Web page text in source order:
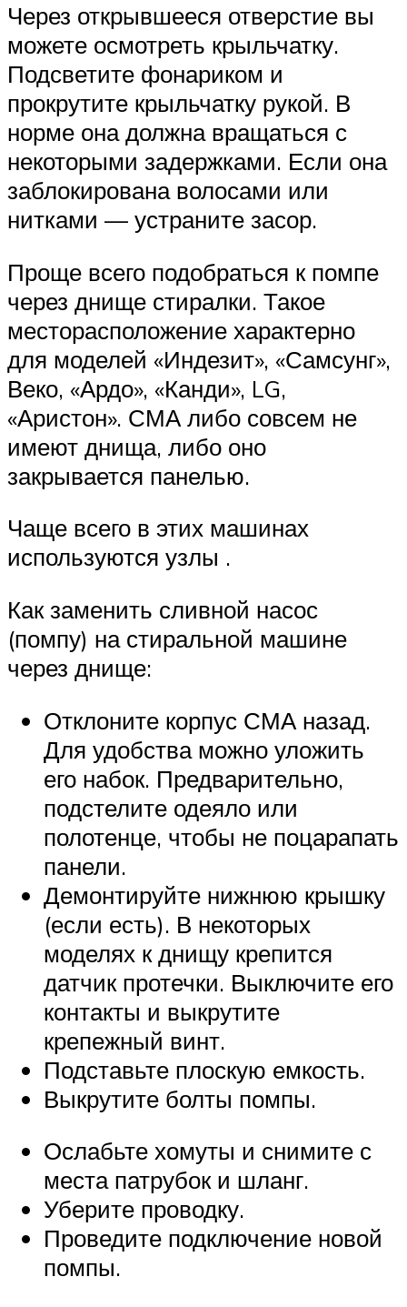
Через открывшееся отверстие вы
можете осмотреть крыльчатку.
Подсветите фонариком и
прокрутите крыльчатку рукой. В
норме она должна вращаться с
некоторыми задержками. Если она
заблокирована волосами или
нитками — устраните засор.
Проще всего подобраться к помпе
через днище стиралки. Такое
месторасположение характерно
для моделей «Индезит», «Самсунг»,
Веко, «Ардо», «Канди», LG,
«Аристон». СМА либо совсем не
имеют днища, либо оно
закрывается панелью.
Чаще всего в этих машинах
используются узлы .
Как заменить сливной насос
(помпу) на стиральной машине
через днище:
Отклоните корпус СМА назад.
Для удобства можно уложить
его набок. Предварительно,
подстелите одеяло или
полотенце, чтобы не поцарапать
панели.
Демонтируйте нижнюю крышку
(если есть). В некоторых
моделях к днищу крепится
датчик протечки. Выключите его
контакты и выкрутите
крепежный винт.
Подставьте плоскую емкость.
Выкрутите болты помпы.
Ослабьте хомуты и снимите с
места патрубок и шланг.
Уберите проводку.
Проведите подключение новой
помпы.